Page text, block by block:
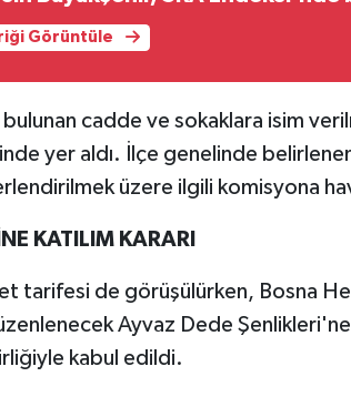
Görüntüle
cadde ve sokaklara isim
yer aldı. İlçe genelinde
üzere ilgili komisyona
KATILIM KARARI
tarifesi de görüşülürken, Bosna
Ayvaz Dede
kabul edildi.